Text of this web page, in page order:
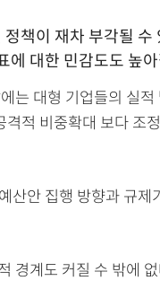
책이 재차 부각될 수
에 대한 민감도도 높
는 대형 기업들의 실
적 비중확대 보다 조
산안 집행 방향과 규
경계도 커질 수 밖에